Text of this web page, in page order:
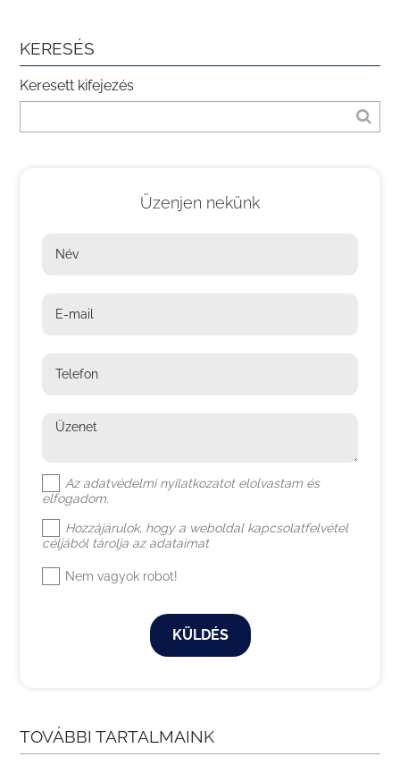
KERESÉS
Keresett kifejezés
Üzenjen nekünk
Név
E-mail
Telefon
Üzenet
Az adatvédelmi nyilatkozatot elolvastam és
elfogadom.
Hozzájárulok, hogy a weboldal kapcsolatfelvétel
céljából tárolja az adataimat
Nem vagyok robot!
KÜLDÉS
TOVÁBBI TARTALMAINK